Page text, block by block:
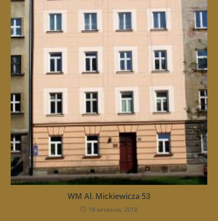
WM Al. Mickiewicza 53
18 września, 2018